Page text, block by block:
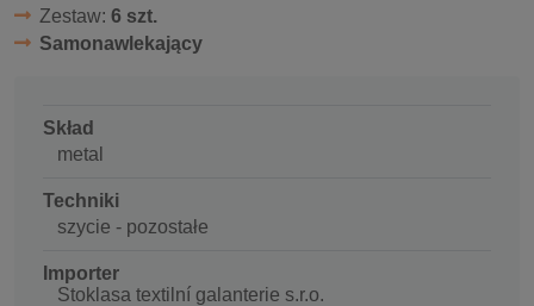
Zestaw: 6 szt.
Samonawlekający
Skład
metal
Techniki
szycie - pozostałe
Importer
Stoklasa textilní galanterie s.r.o.